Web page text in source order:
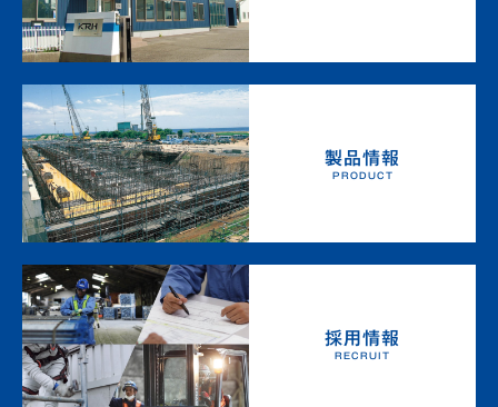
製品情報
PRODUCT
採用情報
RECRUIT